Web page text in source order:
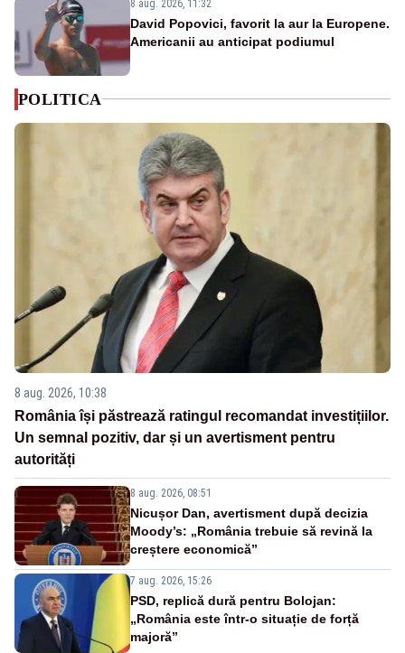
8 aug. 2026, 11:32
David Popovici, favorit la aur la Europene.
Americanii au anticipat podiumul
POLITICA
8 aug. 2026, 10:38
România își păstrează ratingul recomandat investițiilor.
Un semnal pozitiv, dar și un avertisment pentru
autorități
8 aug. 2026, 08:51
Nicușor Dan, avertisment după decizia
Moody’s: „România trebuie să revină la
creștere economică”
7 aug. 2026, 15:26
PSD, replică dură pentru Bolojan:
„România este într-o situație de forță
majoră”